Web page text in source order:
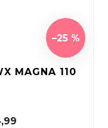
–25 %
MAGNA 110